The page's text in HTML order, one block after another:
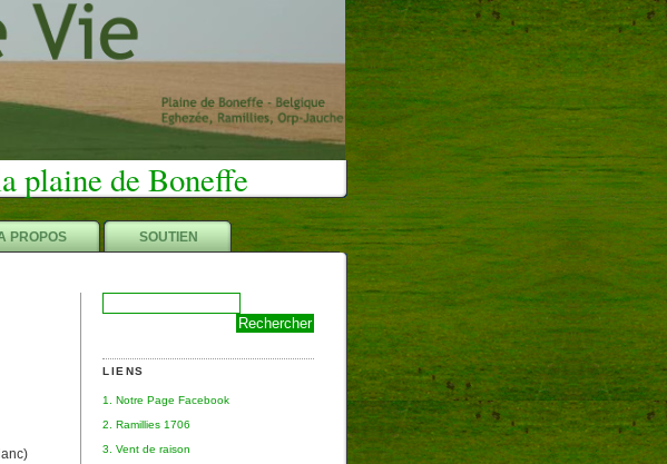
plaine de Boneffe
PROPOS SOUTIEN
LIENS
1. Notre Page Facebook
2. Ramillies 1706
3. Vent de raison